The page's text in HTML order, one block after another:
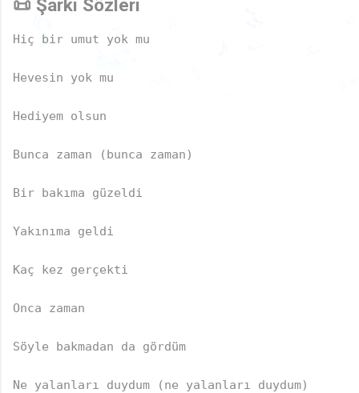
📜 Şarkı Sözleri
Hiç bir umut yok mu
Hevesin yok mu
Hediyem olsun
Bunca zaman (bunca zaman)
Bir bakıma güzeldi
Yakınıma geldi
Kaç kez gerçekti
Onca zaman
Söyle bakmadan da gördüm
Ne yalanları duydum (ne yalanları duydum)
♪
♬
♩
♩ ♫
♫
♬
🎵
♬